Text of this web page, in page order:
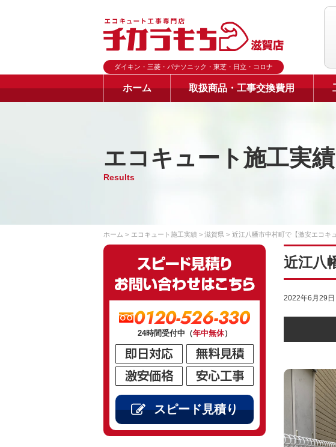
ダイキン・三菱・パナソニック・東芝・日立・コロナ
ホーム 取扱商品・工事交換費用
エコキュート施工実績
Results
ホーム エコキュート施工実績 滋賀県 近江八幡市中村町で【激安エコキ
近江八
2022年6月29日
0120-526-330
24時間受付中（年中無休）
スピード見積り